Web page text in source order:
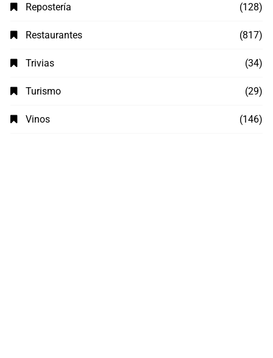
Repostería (128)
Restaurantes (817)
Trivias (34)
Turismo (29)
Vinos (146)